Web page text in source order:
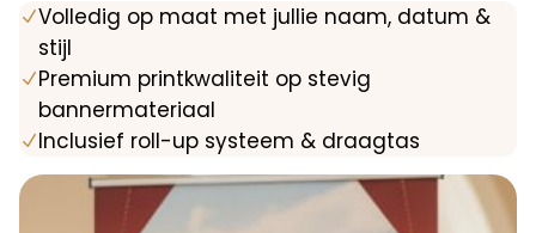
NVolledig op maat met jullie naam, datum &
stijl
NPremium printkwaliteit op stevig
bannermateriaal
NInclusief roll-up systeem & draagtas